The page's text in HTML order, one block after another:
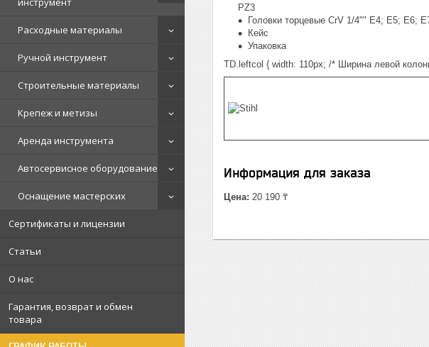
Расходные материалы
Ручной инструмент
Строительные материалы
Крепеж и метизы
Аренда инструмента
Автосервисное оборудование
Оснащение мастерских
Сертификаты и лицензии
Статьи
О нас
Гарантия, возврат и обмен
товара
PZ3
Головки торцевые CrV 1/4"" E4; E5; E6;
Кейс
Упаковка
TD.leftcol { width: 110px; /* Ширина левой
Информация для заказа
Цена: 20 190 ₸